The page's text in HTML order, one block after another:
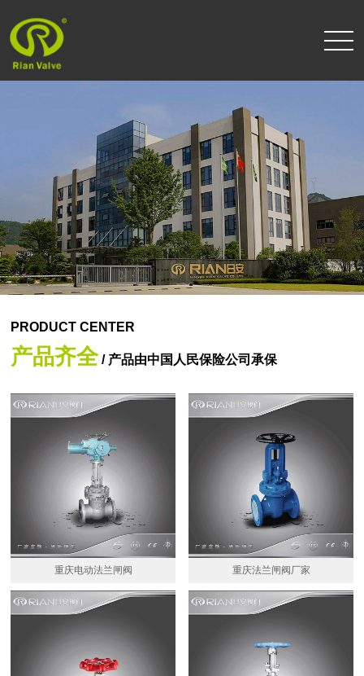
PRODUCT CENTER
产品齐全/ 产品由中国人民保险公司承保
重庆电动法兰闸阀 重庆法兰闸阀厂家